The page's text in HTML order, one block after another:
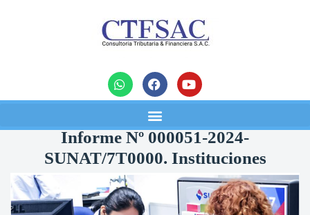
noticias
Informe Nº 000051-2024-
SUNAT/7T0000. Instituciones
educativas: Sunat precisa supuesto
de inafectación del ITAN